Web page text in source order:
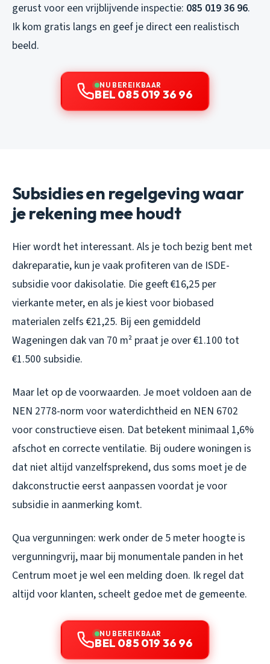
gerust voor een vrijblijvende inspectie: 085 019 36 96.
Ik kom gratis langs en geef je direct een realistisch
beeld.
NU BEREIKBAAR
BEL 085 019 36 96
Subsidies en regelgeving waar
je rekening mee houdt
Hier wordt het interessant. Als je toch bezig bent met
dakreparatie, kun je vaak profiteren van de ISDE-
subsidie voor dakisolatie. Die geeft €16,25 per
vierkante meter, en als je kiest voor biobased
materialen zelfs €21,25. Bij een gemiddeld
Wageningen dak van 70 m² praat je over €1.100 tot
€1.500 subsidie.
Maar let op de voorwaarden. Je moet voldoen aan de
NEN 2778-norm voor waterdichtheid en NEN 6702
voor constructieve eisen. Dat betekent minimaal 1,6%
afschot en correcte ventilatie. Bij oudere woningen is
dat niet altijd vanzelfsprekend, dus soms moet je de
dakconstructie eerst aanpassen voordat je voor
subsidie in aanmerking komt.
Qua vergunningen: werk onder de 5 meter hoogte is
vergunningvrij, maar bij monumentale panden in het
Centrum moet je wel een melding doen. Ik regel dat
altijd voor klanten, scheelt gedoe met de gemeente.
NU BEREIKBAAR
BEL 085 019 36 96